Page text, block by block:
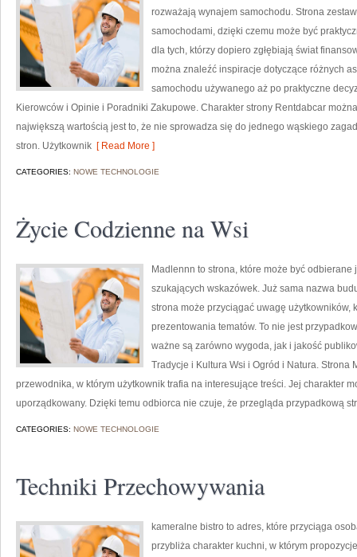
rozważają wynajem samochodu. Strona
samochodami, dzięki czemu może być
dla tych, którzy dopiero zgłębiają świat
można znaleźć inspiracje dotyczące różnych
samochodu używanego aż po praktyczne
Kierowców i Opinie i Poradniki Zakupowe. Charakter strony Rentdabcar
największą wartością jest to, że nie sprowadza się do jednego wąskiego
stron. Użytkownik [ Read More ]
CATEGORIES: NOWE TECHNOLOGIE
Życie Codzienne na Wsi
Madlennn to strona, które może być
szukających wskazówek. Już sama nazwa
strona może przyciągać uwagę
prezentowania tematów. To nie jest
ważne są zarówno wygoda, jak i jakość
Tradycje i Kultura Wsi i Ogród i Natura. Strona
przewodnika, w którym użytkownik trafia na interesujące treści. Jej charakter
uporządkowany. Dzięki temu odbiorca nie czuje, że przegląda przypadkową
CATEGORIES: NOWE TECHNOLOGIE
Techniki Przechowywania
kameralne bistro to adres, które przyciąga
przybliża charakter kuchni, w którym